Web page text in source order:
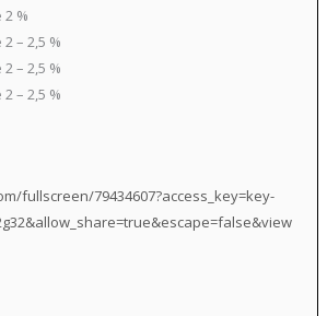
%
– 2,5 %
– 2,5 %
– 2,5 %
fullscreen/79434607?access_key=key-